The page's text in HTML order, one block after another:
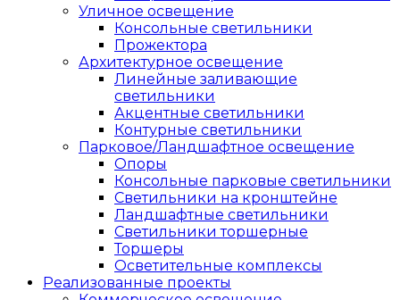
Уличное освещение
Консольные светильники
Прожектора
Архитектурное освещение
Линейные заливающие
светильники
Акцентные светильники
Контурные светильники
Парковое/Ландшафтное освещение
Опоры
Консольные парковые светильники
Светильники на кронштейне
Ландшафтные светильники
Светильники торшерные
Торшеры
Осветительные комплексы
Реализованные проекты